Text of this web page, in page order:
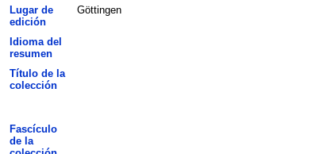
Lugar de
edición
Göttingen
Idioma del
resumen
Título de la
colección
Fascículo
de la